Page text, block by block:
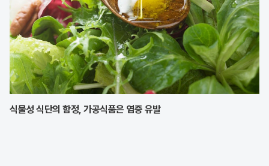
식물성 식단의 함정, 가공식품은 염증 유발